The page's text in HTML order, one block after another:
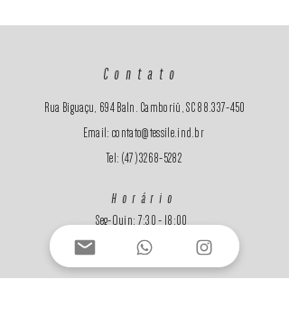
Contato
Rua Biguaçu, 694 Baln. Camboriú, SC88.337-450
Email:contato@tessile.ind.br
Tel: (47) 3268-5282
Horário
Seg-Quin: 7:30 - 18:00
: 7:30 - 17:00